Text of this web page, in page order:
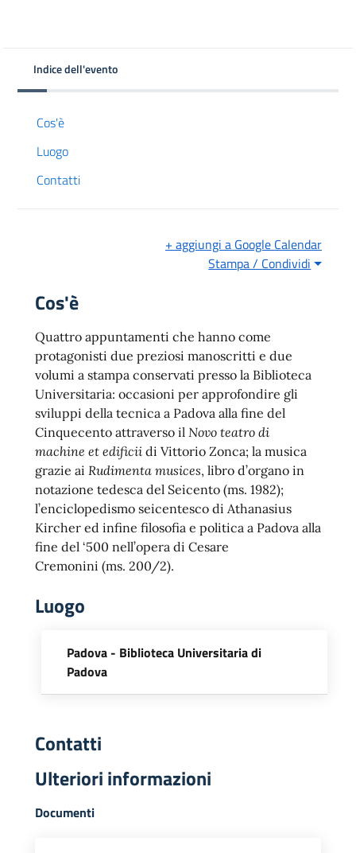
Indice dell'evento
Cos'è
Luogo
Contatti
+ aggiungi a Google Calendar
Stampa / Condividi
Cos'è
Quattro appuntamenti che hanno come
protagonisti due preziosi manoscritti e due
volumi a stampa conservati presso la Biblioteca
Universitaria: occasioni per approfondire gli
sviluppi della tecnica a Padova alla fine del
Cinquecento attraverso il Novo teatro di
machine et edificii di Vittorio Zonca; la musica
grazie ai Rudimenta musices, libro d’organo in
notazione tedesca del Seicento (ms. 1982);
l’enciclopedismo seicentesco di Athanasius
Kircher ed infine filosofia e politica a Padova alla
fine del ‘500 nell’opera di Cesare
Cremonini (ms. 200/2).
Luogo
Padova - Biblioteca Universitaria di
Padova
Contatti
Ulteriori informazioni
Documenti